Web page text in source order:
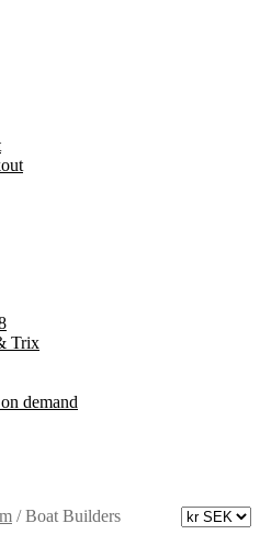
Trix
demand
/Boat Builders